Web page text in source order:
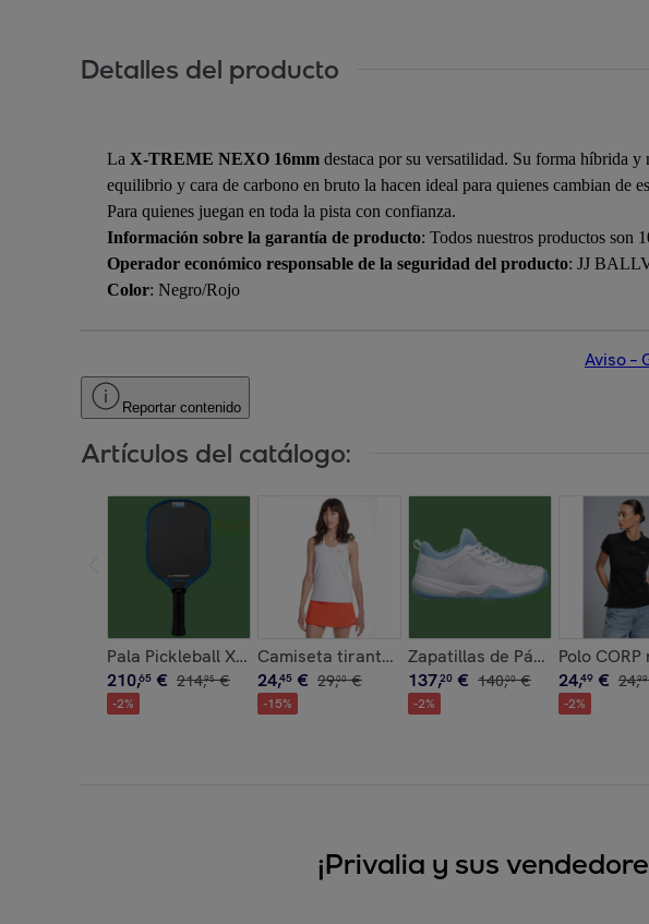
Detalles del producto
La X-TREME NEXO 16mm destaca por su versatilidad. Su forma híbrida
equilibrio y cara de carbono en bruto la hacen ideal para quienes cambian de
Para quienes juegan en toda la pista con confianza.
Información sobre la garantía de producto: Todos nuestros productos son
Operador económico responsable de la seguridad del producto: JJ
Color: Negro/Rojo
Aviso –
Reportar contenido
Artículos del catálogo:
Pala Pickleball X-FOAM NEXO 14mm
210,65 € 214,95 €
-2%
Camiseta tirantes mujer TEAM blanco
24,45 € 29,00 €
-15%
Zapatillas de Pádel NERBO
137,20 € 140,00 €
-2%
Polo
24,49 € 24,99
-2%
¡Privalia y sus